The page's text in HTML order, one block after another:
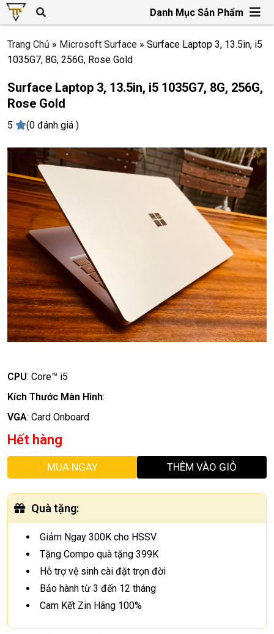
Danh Mục Sản Phẩm
Trang Chủ » Microsoft Surface » Surface Laptop 3, 13.5in, i5
1035G7, 8G, 256G, Rose Gold
Surface Laptop 3, 13.5in, i5 1035G7, 8G, 256G,
Rose Gold
5 (0 đánh giá )
CPU: Core™ i5
Kích Thước Màn Hình:
VGA: Card Onboard
Hết hàng
MUA NGAY THÊM VÀO GIỎ
Quà tặng:
Giảm Ngay 300K cho HSSV
Tặng Compo quà tặng 399K
Hỗ trợ vệ sinh cài đặt trọn đời
Bảo hành từ 3 đến 12 tháng
Cam Kết Zin Hãng 100%